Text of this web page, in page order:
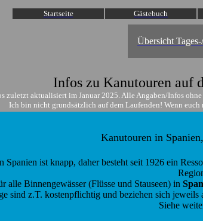
Startseite Gästebuch
Übersicht
Infos zu Kanutouren auf
zuletzt aktualisiert im Januar 2025. Alle Angaben/Infos
Ich bin nicht grundsätzlich auf dem Laufenden! Wenn
Kanutouren in
Spanien ist knapp, daher besteht seit 1926 ein
alle Binnengewässer (Flüsse und Stauseen) in
sind z.T. kostenpflichtig und beziehen sich
Siehe